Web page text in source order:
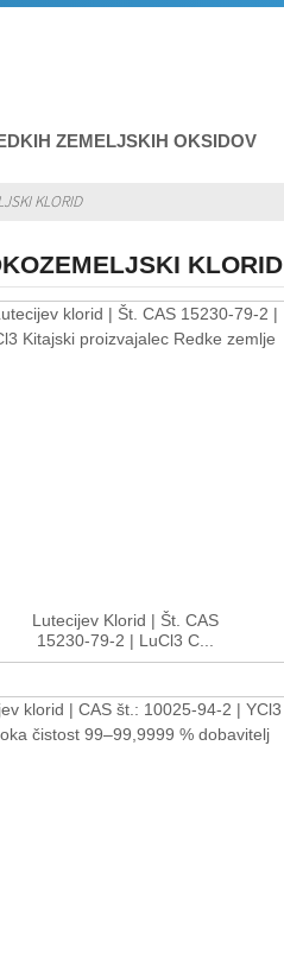
ZEMELJSKIH OKSIDOV
KLORID
KLORID
Lutecijev Klorid | Št. CAS
15230-79-2 | LuCl3 C...